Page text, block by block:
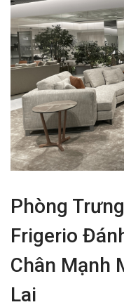
Phòng
Frigerio
Chân Mạnh
Lai